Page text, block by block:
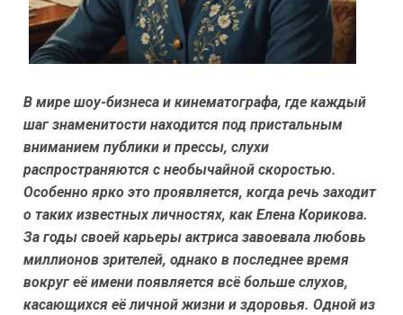
В мире шоу-бизнеса и кинематографа, где каждый
шаг знаменитости находится под пристальным
вниманием публики и прессы, слухи
распространяются с необычайной скоростью.
Особенно ярко это проявляется, когда речь заходит
о таких известных личностях, как Елена Корикова.
За годы своей карьеры актриса завоевала любовь
миллионов зрителей, однако в последнее время
вокруг её имени появляется всё больше слухов,
касающихся её личной жизни и здоровья. Одной из